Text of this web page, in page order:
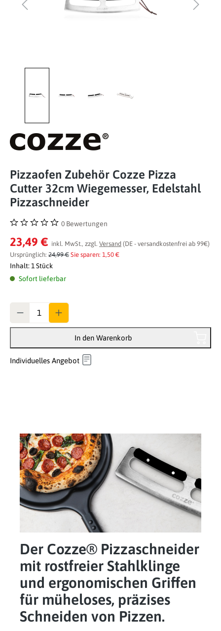
Pizzaofen Zubehör Cozze Pizza
Cutter 32cm Wiegemesser, Edelstahl
Pizzaschneider
Durchschnittliche Bewertung von 0 von 5 Sternen
0 Bewertungen
23,49 € inkl. MwSt., zzgl. Versand (DE - versandkostenfrei ab 99€)
Ursprünglich: 24,99 € Sie sparen: 1,50 €
Inhalt: 1 Stück
Sofort lieferbar
In den Warenkorb
Individuelles Angebot
Der Cozze® Pizzaschneider
mit rostfreier Stahlklinge
und ergonomischen Griffen
für müheloses, präzises
Schneiden von Pizzen.